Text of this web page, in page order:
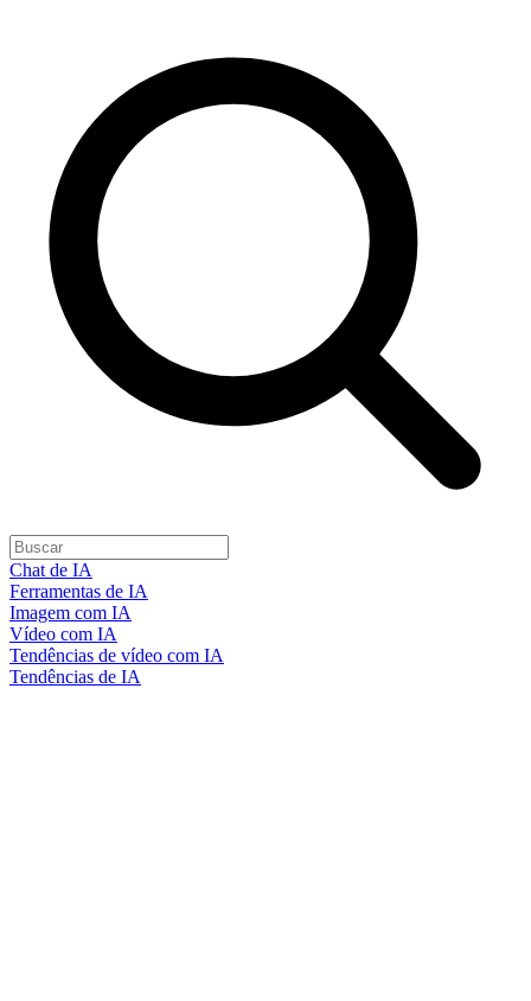
Chat de IA
Ferramentas de IA
Imagem com IA
Vídeo com IA
Tendências de vídeo com IA
Tendências de IA